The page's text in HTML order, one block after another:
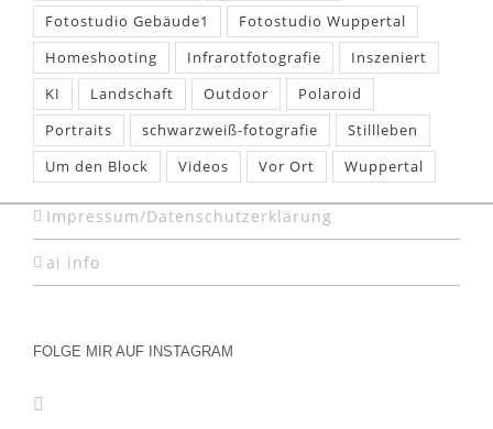
Fotostudio Gebäude1
Fotostudio Wuppertal
Homeshooting
Infrarotfotografie
Inszeniert
KI
Landschaft Outdoor
Polaroid
Portraits
schwarzweiß-fotografie
Stillleben
Um den Block
Videos Vor Ort Wuppertal
Impressum/Datenschutzerklärung
ai info
FOLGE MIR AUF INSTAGRAM